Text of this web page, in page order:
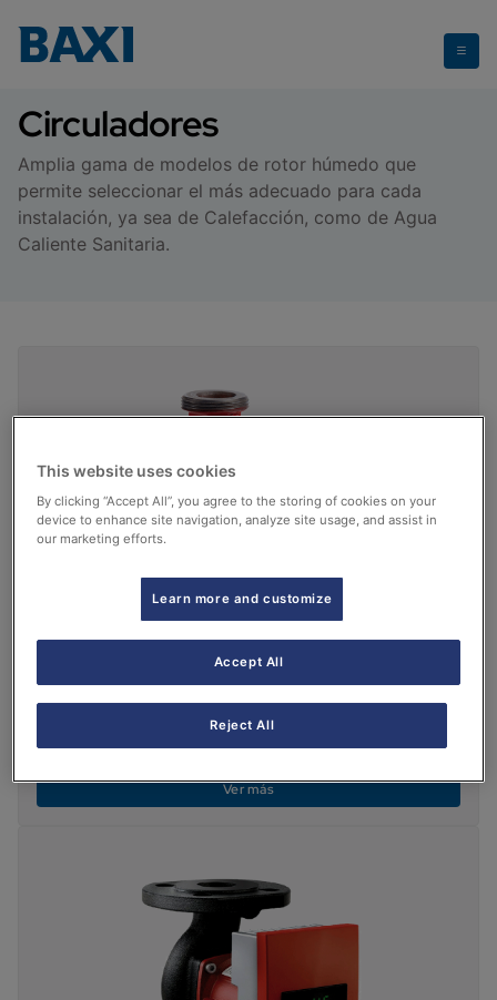
Circuladores
Circuladores
Amplia gama de modelos de rotor húmedo que
permite seleccionar el más adecuado para cada
instalación, ya sea de Calefacción, como de Agua
Caliente Sanitaria.
Circuladores Quantum Maxi
Ver más
This website uses cookies
By clicking “Accept All”, you agree to the storing of cookies on your
device to enhance site navigation, analyze site usage, and assist in
our marketing efforts.
Learn more and customize
Reject All
Accept All